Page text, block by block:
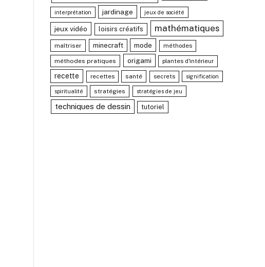
interprétation jardinage jeux de société
jeux vidéo loisirs créatifs mathématiques
maîtriser minecraft mode méthodes
méthodes pratiques origami plantes d'intérieur
recette recettes santé secrets signification
spiritualité stratégies stratégies de jeu
techniques de dessin tutoriel